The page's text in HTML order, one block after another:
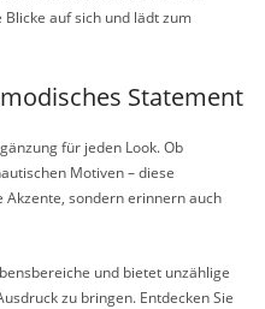
auf sich und lädt zum
Statement
für jeden Look. Ob
Motiven – diese
Akzente, sondern erinnern auch
und bietet unzählige
zu bringen. Entdecken Sie